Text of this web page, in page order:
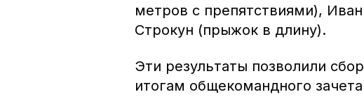
метров с препятствиями),
Строкун (прыжок в длину).
Эти результаты позволили
итогам общекомандного